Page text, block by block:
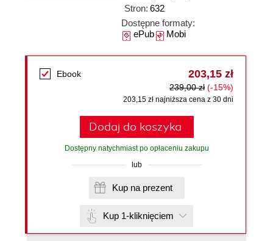
Stron: 632
Dostępne formaty:
ePubMobi
Ebook 203,15 zł
239,00 zł (-15%)
203,15 zł najniższa cena z 30 dni
Dodaj do koszyka
Dostępny natychmiast po opłaceniu zakupu
lub
Kup na prezent
Kup 1-kliknięciem